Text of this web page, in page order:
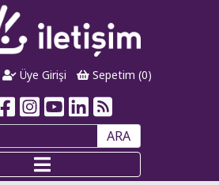
Üye Girişi Sepetim (0)
ARA